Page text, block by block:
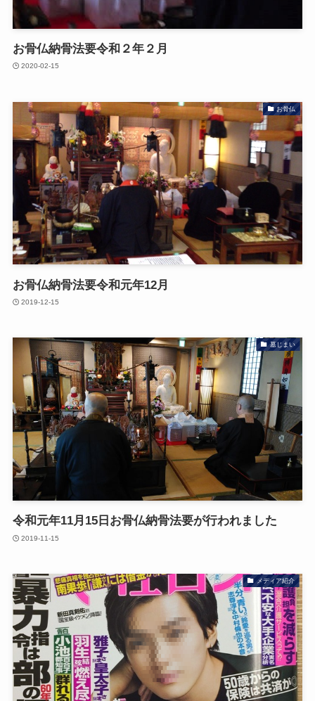
お骨仏納骨法要令和２年２月
2020-02-15
お骨仏
お骨仏納骨法要令和元年12月
2019-12-15
墓じまい
令和元年11月15日お骨仏納骨法要が行われました
2019-11-15
メディア紹介